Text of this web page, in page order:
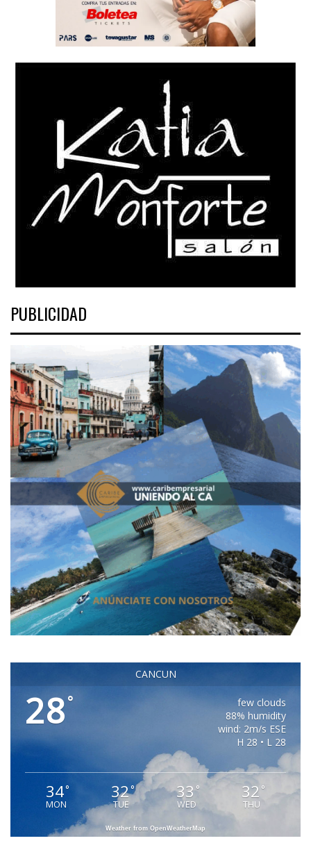
PUBLICIDAD
CANCUN
28°
few clouds
88% humidity
wind: 2m/s ESE
H 28 • L 28
34°
MON
32°
TUE
33 °
WED
32 °
THU
Weather from OpenWeatherMap